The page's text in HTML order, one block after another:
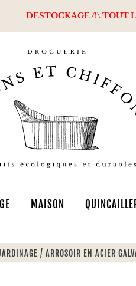
/!\ TOUT LE SITE À -
MAISON
/ ARROSOIR EN ACIER